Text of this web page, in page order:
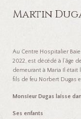
t
ail p
Li
Martin
Au Centre Hospitalier
2022, est décédé à l’âge
demeurant à Maria Il était
fils de feu Norbert Dugas
Monsieur Dugas laisse
Ses enfants